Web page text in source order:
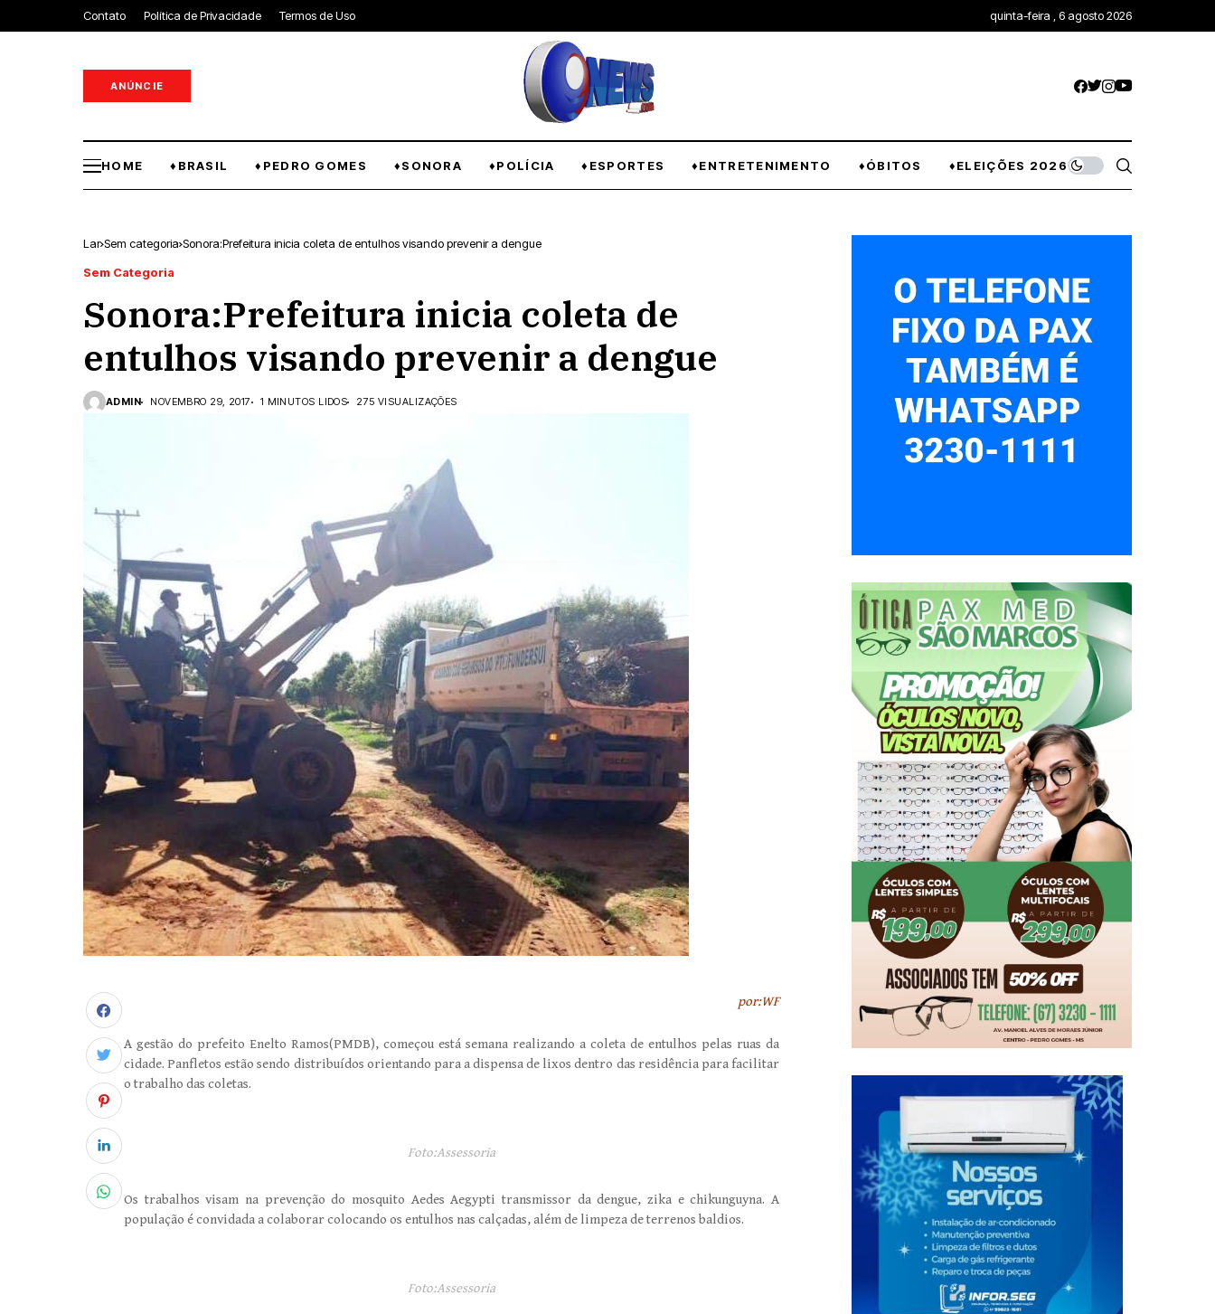
Contato Política de Privacidade Termos de Uso quinta-feira , 6 agosto 2026
ANÚNCIE
HOME ♦BRASIL ♦PEDRO GOMES ♦SONORA ♦POLÍCIA ♦ESPORTES ♦ENTRETENIMENTO ♦ÓBITOS ♦ELEIÇÕES 2026
Lar Sem categoria Sonora:Prefeitura inicia coleta de entulhos visando prevenir a dengue
Sem Categoria
Sonora:Prefeitura inicia coleta de
entulhos visando prevenir a dengue
ADMIN NOVEMBRO 29, 2017 1 MINUTOS LIDOS 275 VISUALIZAÇÕES
por:WF
A gestão do prefeito Enelto Ramos(PMDB), começou está semana realizando a coleta de entulhos pelas ruas da
cidade. Panfletos estão sendo distribuídos orientando para a dispensa de lixos dentro das residência para facilitar
o trabalho das coletas.
Foto:Assessoria
Os trabalhos visam na prevenção do mosquito Aedes Aegypti transmissor da dengue, zika e chikunguyna. A
população é convidada a colaborar colocando os entulhos nas calçadas, além de limpeza de terrenos baldios.
Foto:Assessoria